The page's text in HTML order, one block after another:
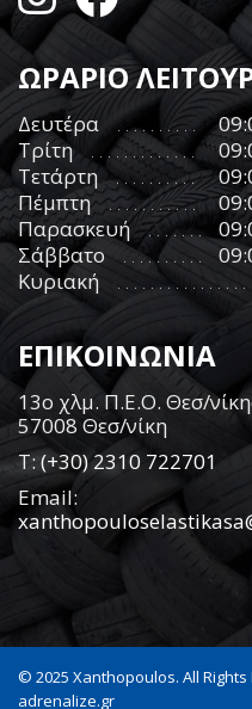
ΩΡΑΡΙΟ
Δευτέρα
Τρίτη
Τετάρτη
Πέμπτη
Παρασκευή
Σάββατο
Κυριακή
ΕΠΙΚΟΙΝΩΝΙΑ
13ο χλμ. Π.Ε.Ο. Θεσ/
57008 Θεσ/νίκη
Τ:(+30) 2310 722701
Email:
© 2025 Xanthopoulos. All
adrenalize.gr